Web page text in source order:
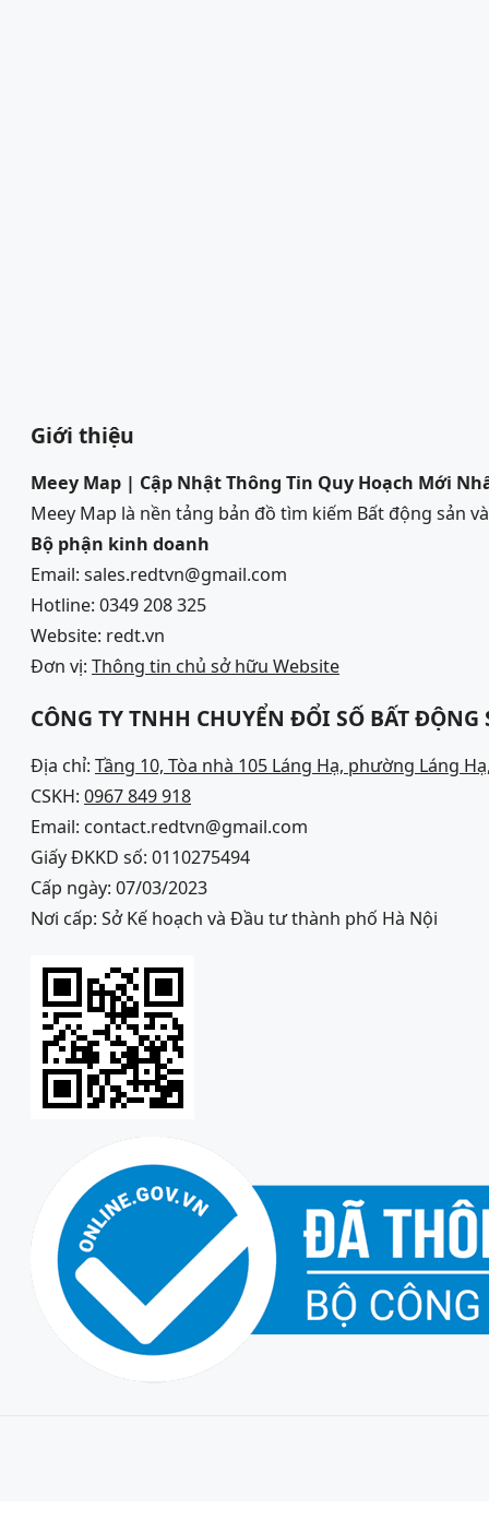
Giới thiệu
Meey Map | Cập Nhật Thông Tin Quy Hoạch Mới
Meey Map là nền tảng bản đồ tìm kiếm Bất động sản
Bộ phận kinh doanh
Email: sales.redtvn@gmail.com
Hotline: 0349 208 325
Website: redt.vn
Đơn vị: Thông tin chủ sở hữu Website
CÔNG TY TNHH CHUYỂN ĐỔI SỐ BẤT ĐỘNG
Địa chỉ: Tầng 10, Tòa nhà 105 Láng Hạ, phường Láng
CSKH: 0967 849 918
Email: contact.redtvn@gmail.com
Giấy ĐKKD số: 0110275494
Cấp ngày: 07/03/2023
Nơi cấp: Sở Kế hoạch và Đầu tư thành phố Hà Nội